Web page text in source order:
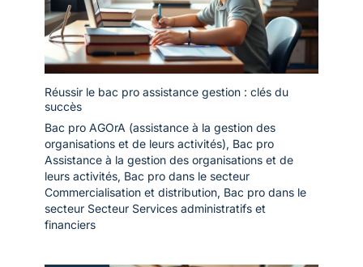
Réussir le bac pro assistance gestion : clés du
succès
Bac pro AGOrA (assistance à la gestion des
organisations et de leurs activités), Bac pro
Assistance à la gestion des organisations et de
leurs activités, Bac pro dans le secteur
Commercialisation et distribution, Bac pro dans le
secteur Secteur Services administratifs et
financiers